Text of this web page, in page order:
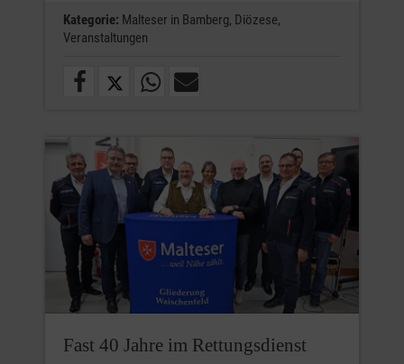
Kategorie: Malteser in Bamberg, Diözese,
Veranstaltungen
Fast 40 Jahre im Rettungsdienst